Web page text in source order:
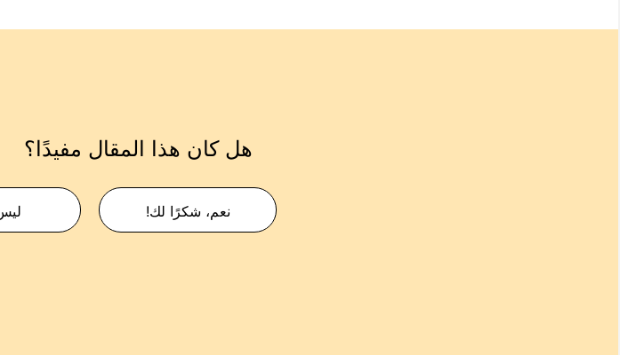
هل كان هذا المقال مفيدًا؟
نعم، شكرًا لك!